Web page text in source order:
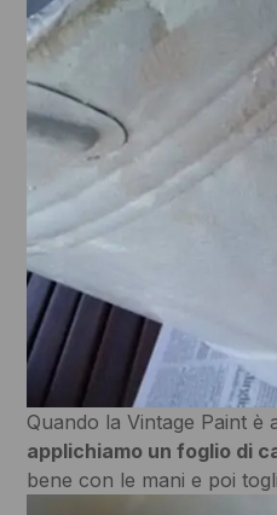
Quando la Vintage Paint è
applichiamo un foglio di
bene con le mani e poi